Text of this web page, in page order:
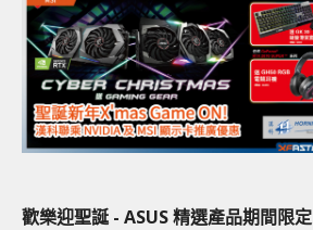
歡樂迎聖誕 - ASUS 精選產品期間限定